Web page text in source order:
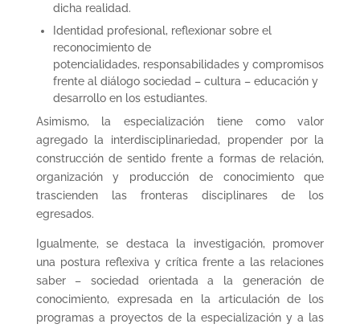
dicha realidad.
Identidad profesional, reflexionar sobre el
reconocimiento de
potencialidades, responsabilidades y compromisos
frente al diálogo sociedad – cultura – educación y
desarrollo en los estudiantes.
Asimismo, la especialización tiene como valor
agregado la interdisciplinariedad, propender por la
construcción de sentido frente a formas de relación,
organización y producción de conocimiento que
trascienden las fronteras disciplinares de los
egresados.
Igualmente, se destaca la investigación, promover
una postura reflexiva y crítica frente a las relaciones
saber – sociedad orientada a la generación de
conocimiento, expresada en la articulación de los
programas a proyectos de la especialización y a las